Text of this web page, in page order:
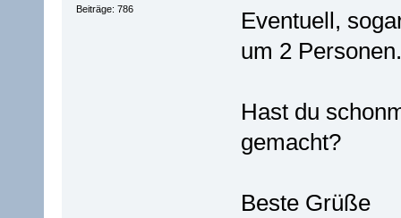
Beiträge: 786
Eventuell,
um 2 Personen.
Hast du
gemacht?
Beste Grüße